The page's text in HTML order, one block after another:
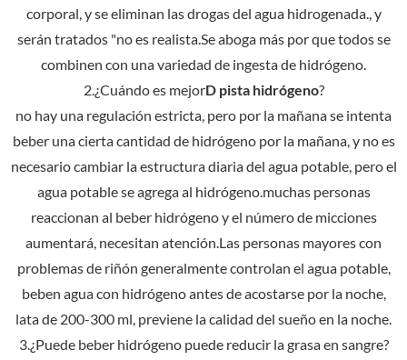
corporal, y se eliminan las drogas del agua hidrogenada., y
serán tratados "no es realista.Se aboga más por que todos se
combinen con una variedad de ingesta de hidrógeno.
2.¿Cuándo es mejorDpistahidrógeno?
no hay una regulación estricta, pero por la mañana se intenta
beber una cierta cantidad de hidrógeno por la mañana, y no es
necesario cambiar la estructura diaria del agua potable, pero el
agua potable se agrega al hidrógeno.muchas personas
reaccionan al beber hidrógeno y el número de micciones
aumentará, necesitan atención.Las personas mayores con
problemas de riñón generalmente controlan el agua potable,
beben agua con hidrógeno antes de acostarse por la noche,
lata de 200-300 ml, previene la calidad del sueño en la noche.
3.¿Puede beber hidrógeno puede reducir la grasa en sangre?